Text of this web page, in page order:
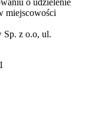
miejscowości
Sp. z o.o, ul.